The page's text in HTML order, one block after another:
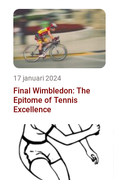
17 januari 2024
Final Wimbledon: The
Epitome of Tennis
Excellence